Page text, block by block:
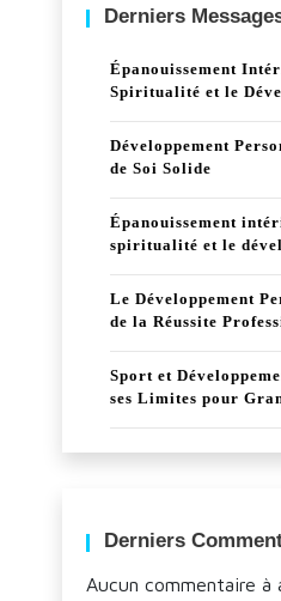
Derniers
Épanouissement
Spiritualité et le
Développement
de Soi Solide
Épanouissement
spiritualité et le
Le Développement
de la Réussite
Sport et
ses Limites pour
Derniers
Aucun commentaire à